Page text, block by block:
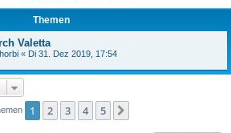
Themen
Valetta
« Di 31. Dez 2019, 17:54
1 2 3 4 5